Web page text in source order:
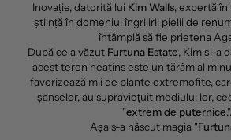
Inovație, datorită lui Kim Walls, expertă în
știință în domeniul îngrijirii pielii de
întâmplă să fie prietena
După ce a văzut Furtuna Estate, Kim și-a
acest teren neatins este un tărâm al
favorizează mii de plante extremofite,
șanselor, au supraviețuit mediului lor,
"extrem de puternice.".
Așa s-a născut magia "